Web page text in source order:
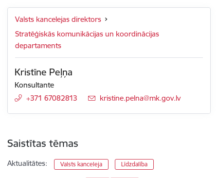
Valsts kancelejas direktors
Stratēģiskās komunikācijas un koordinācijas
departaments
Kristīne Peļņa
Konsultante
+371 67082813
E-pasts:
kristine.pelna@mk.gov.lv
Saistītas tēmas
Aktualitātes: Valsts kanceleja Līdzdalība